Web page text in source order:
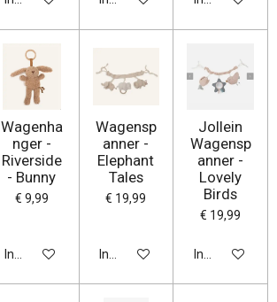
Wagenha
nger -
Riverside
- Bunny
€ 9,99
In winkelwagen
Wagensp
anner -
Elephant
Tales
€ 19,99
In winkelwagen
Jollein
Wagensp
anner -
Lovely
Birds
€ 19,99
In